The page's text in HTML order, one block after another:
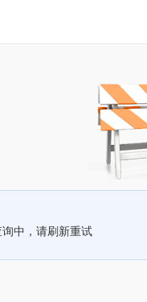
中，请刷新重试